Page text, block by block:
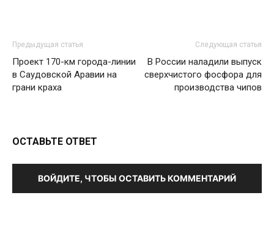
Предыдущая статья
Проект 170-км города-линии
в Саудовской Аравии на
грани краха
Следующая статья
В России наладили выпуск
сверхчистого фосфора для
производства чипов
ОСТАВЬТЕ ОТВЕТ
ВОЙДИТЕ, ЧТОБЫ ОСТАВИТЬ КОММЕНТАРИЙ